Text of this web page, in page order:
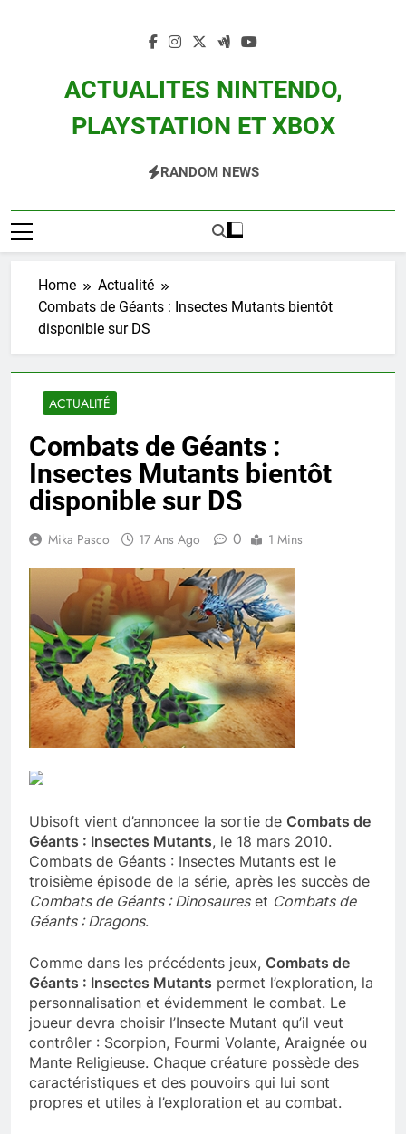
ACTUALITES NINTENDO,
PLAYSTATION ET XBOX
Zelda, Splatoon, Pokemon Entre Autres
RANDOM NEWS
Home
Actualité
Combats de Géants : Insectes Mutants bientôt
disponible sur DS
ACTUALITÉ
Combats de Géants :
Insectes Mutants bientôt
disponible sur DS
Mika Pasco 17 Ans Ago 0 1 Mins
Ubisoft vient d’annoncee la sortie de Combats de
Géants : Insectes Mutants, le 18 mars 2010.
Combats de Géants : Insectes Mutants est le
troisième épisode de la série, après les succès de
Combats de Géants : Dinosaureset Combats de
Géants : Dragons.
Comme dans les précédents jeux, Combats de
Géants : Insectes Mutants permet l’exploration, la
personnalisation et évidemment le combat. Le
joueur devra choisir l’Insecte Mutant qu’il veut
contrôler : Scorpion, Fourmi Volante, Araignée ou
Mante Religieuse. Chaque créature possède des
caractéristiques et des pouvoirs qui lui sont
propres et utiles à l’exploration et au combat.